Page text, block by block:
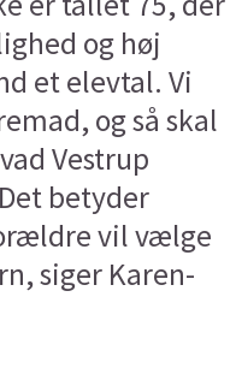
og høj
et elevtal. Vi
og så skal
Vestrup
betyder
vil vælge
siger Karen-